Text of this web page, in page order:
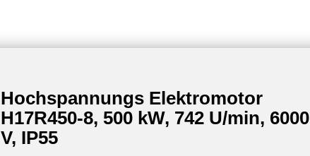
Hochspannungs Elektromotor
H17R450-8, 500 kW, 742 U/min, 6000
V, IP55